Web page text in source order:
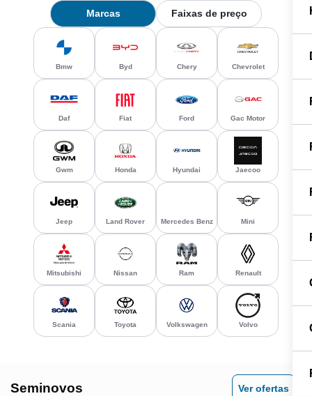
Marcas Faixas de preço
Bmw Byd Chery Chevrolet
Daf Fiat Ford Gac Motor
Gwm Honda Hyundai Jaecoo
Jeep Land Rover Mercedes Benz Mini
Mitsubishi Nissan Ram Renault
Scania Toyota Volkswagen Volvo
Seminovos Ver ofertas